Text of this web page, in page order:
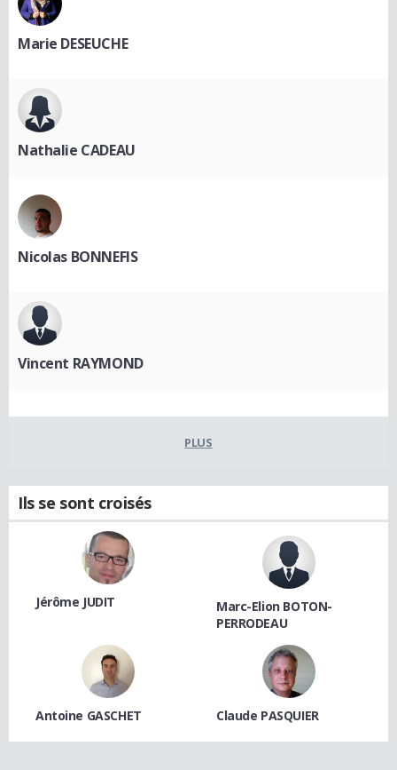
Marie DESEUCHE
Nathalie CADEAU
Nicolas BONNEFIS
Vincent RAYMOND
PLUS
Ils se sont croisés
Jérôme JUDIT
Marc-Elion BOTON-
PERRODEAU
Antoine GASCHET Claude PASQUIER